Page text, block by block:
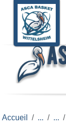
Accueil
Panneau de